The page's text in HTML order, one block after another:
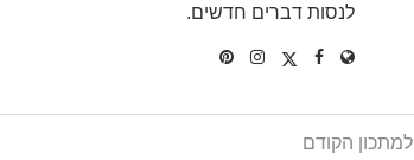
לנסות דברים חדשים.
למתכון הקודם